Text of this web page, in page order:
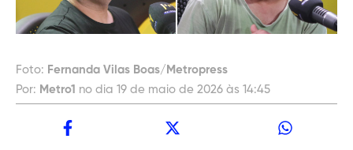
Foto: Fernanda Vilas Boas/Metropress
Por: Metro1 no dia 19 de maio de 2026 às 14:45